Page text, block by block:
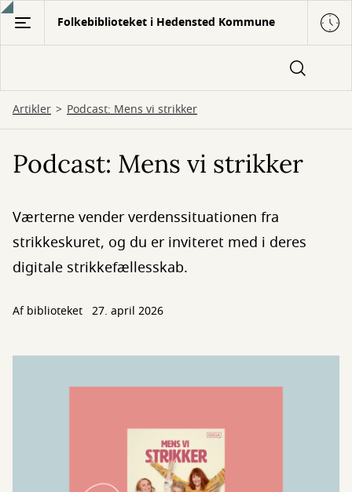
Gå
hovedindhold
Folkebiblioteket i Hedensted Kommune
Artikler Podcast: Mens vi strikker
Podcast: Mens vi strikker
Værterne vender verdenssituationen fra
strikkeskuret, og du er inviteret med i deres
digitale strikkefællesskab.
Af biblioteket 27. april 2026